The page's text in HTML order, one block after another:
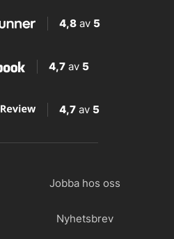
4,8 av 5
4,7 av 5
4,7 av 5
Jobba hos oss
Nyhetsbrev